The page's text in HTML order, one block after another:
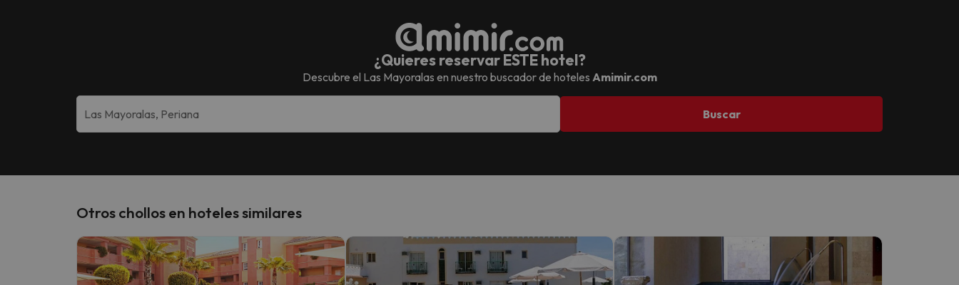
¿Quieres reservar ESTE hotel?
Descubre el Las Mayoralas en nuestro buscador de hoteles Amimir.com
Buscar
Otros chollos en hoteles similares